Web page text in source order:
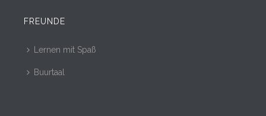
FREUNDE
Lernen mit Spaß
Buurtaal